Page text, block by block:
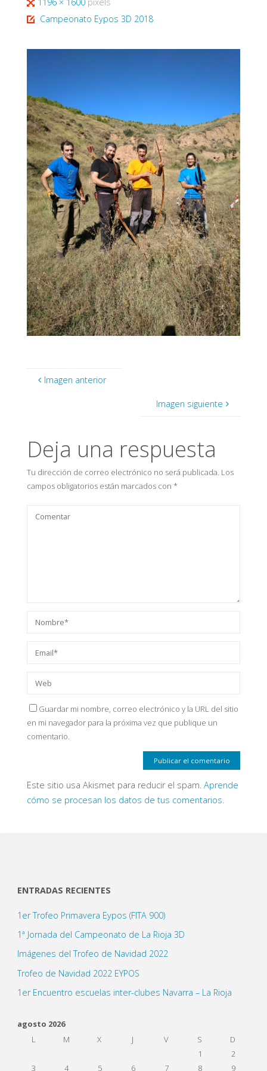
completo
Campeonato Eypos 3D 2018
Imagen anterior
Imagen siguiente
Deja una respuesta
Tu dirección de correo electrónico no será publicada. Los
campos obligatorios están marcados con *
Guardar mi nombre, correo electrónico y la URL del sitio
en mi navegador para la próxima vez que publique un
comentario.
Este sitio usa Akismet para reducir el spam. Aprende
cómo se procesan los datos de tus comentarios.
ENTRADAS RECIENTES
1er Trofeo Primavera Eypos (FITA 900)
1ª Jornada del Campeonato de La Rioja 3D
Imágenes del Trofeo de Navidad 2022
Trofeo de Navidad 2022 EYPOS
1er Encuentro escuelas inter-clubes Navarra – La Rioja
agosto 2026
L
M X J V S
D
1
2
3
4 5 6 7 8 9